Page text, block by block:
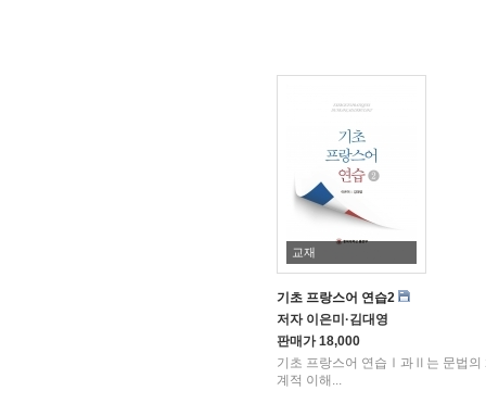
교재
기초 프랑스어 연습2
저자이은미·김대영
판매가18,000
기초 프랑스어 연습Ⅰ과Ⅱ는 문법의
계적 이해...